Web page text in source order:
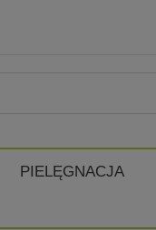
PIELĘGNACJA